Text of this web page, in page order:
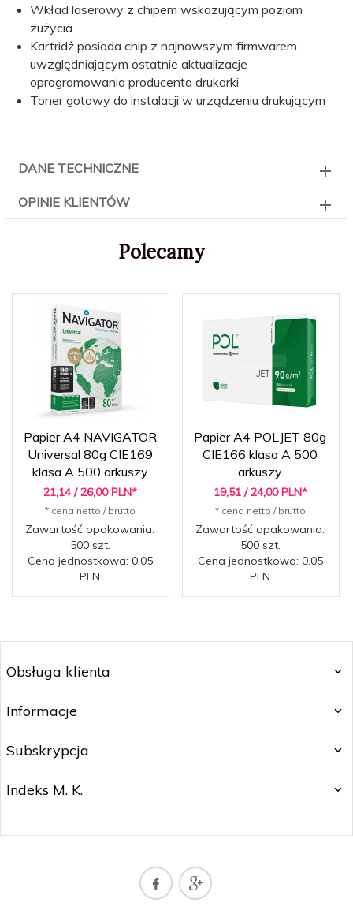
Wkład laserowy z chipem wskazującym poziom
zużycia
Kartridż posiada chip z najnowszym firmwarem
uwzględniającym ostatnie aktualizacje
oprogramowania producenta drukarki
Toner gotowy do instalacji w urządzeniu drukującym
DANE TECHNICZNE
OPINIE KLIENTÓW
Polecamy
Papier A4 NAVIGATOR
Universal 80g CIE169
klasa A 500 arkuszy
21,14 / 26,00 PLN*
* cena netto / brutto
Zawartość opakowania:
500 szt.
Cena jednostkowa: 0.05
PLN
Papier A4 POLJET 80g
CIE166 klasa A 500
arkuszy
19,51 / 24,00 PLN*
* cena netto / brutto
Zawartość opakowania:
500 szt.
Cena jednostkowa: 0.05
PLN
Obsługa klienta
Informacje
Subskrypcja
Indeks M. K.
sklep@naszadrukarka.pl